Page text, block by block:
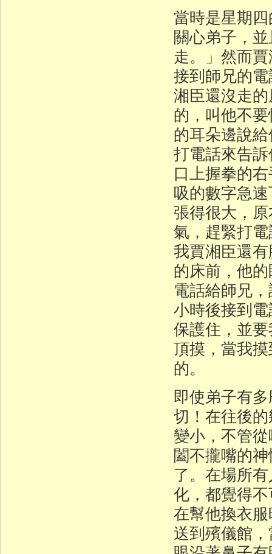
當時是星期
關心弟子，
走。」然而
接到師兄的
湘臣還沒走
的，叫他不
的耳朵邊說
打電話來告
口上握拳的
吸的數字急
張得很大，
氣，趕緊打
我賈湘臣還
的床前，他
電話給師兄
小時後接到
保護住，並
頂摸，當我
的。
即使弟子有
切！在往後
變小，不管
闔不攏嘴的
了。在場所
化，都覺得
在幫他換衣
送到殯儀館